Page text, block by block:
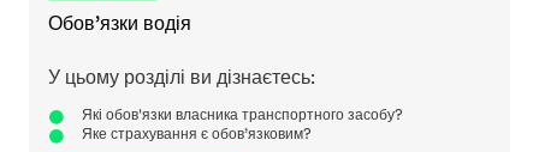
Обов’язки водія
У цьому розділі ви дізнаєтесь:
Які обов'язки власника транспортного засобу?
Яке страхування є обов’язковим?